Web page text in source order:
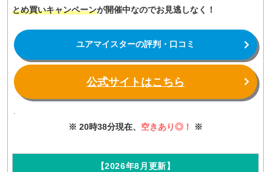
とめ買いキャンペーンが開催中なのでお見逃しなく！
ユアマイスターの評判・口コミ
公式サイトはこちら
※ 20時38分現在、 空きあり◎！ ※
【2026年8月更新】